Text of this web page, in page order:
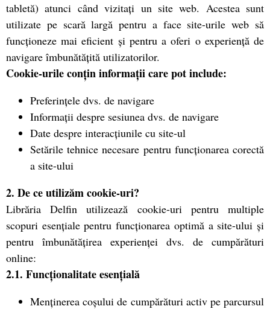
tabletă) atunci când vizitați un site web. Acestea sunt
utilizate pe scară largă pentru a face site-urile web să
funcționeze mai eficient și pentru a oferi o experiență de
navigare îmbunătățită utilizatorilor.
Cookie-urile conțin informații care pot include:
Preferințele dvs. de navigare
Informații despre sesiunea dvs. de navigare
Date despre interacțiunile cu site-ul
Setările tehnice necesare pentru funcționarea corectă
a site-ului
2. De ce utilizăm cookie-uri?
Librăria Delfin utilizează cookie-uri pentru multiple
scopuri esențiale pentru funcționarea optimă a site-ului și
pentru îmbunătățirea experienței dvs. de cumpărături
online:
2.1. Funcționalitate esențială
Menținerea coșului de cumpărături activ pe parcursul